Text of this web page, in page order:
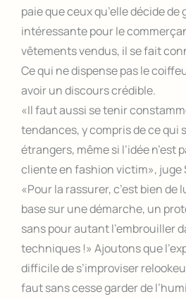
paie que ceux qu’elle décide
intéressante pour le
vêtements vendus, il se fait
Ce qui ne dispense pas le
avoir un discours crédible.
«Il faut aussi se tenir
tendances, y compris de ce qui
étrangers, même si l’idée n’est
cliente en fashion victim», juge
«Pour la rassurer, c’est bien de
base sur une démarche, un
sans pour autant l’embrouiller
techniques !» Ajoutons que
difficile de s’improviser
faut sans cesse garder de